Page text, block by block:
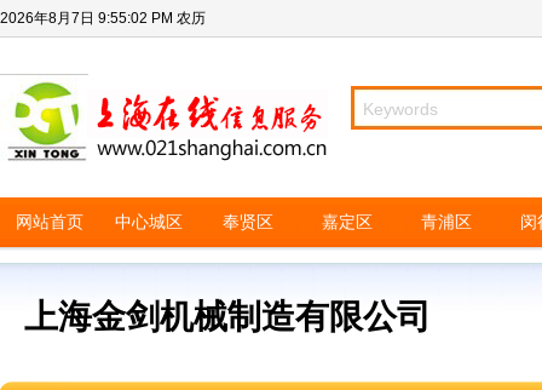
2026年8月7日 9:55:02 PM 农历
网站首页 中心城区 奉贤区 嘉定区 青浦区 闵
上海金剑机械制造有限公司